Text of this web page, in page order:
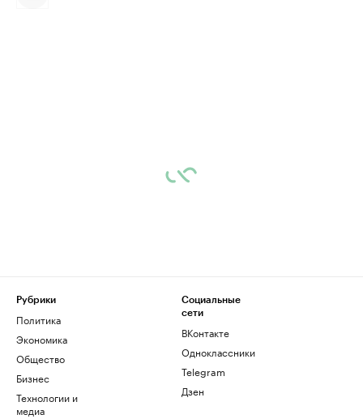
Рубрики
Политика
Экономика
Общество
Бизнес
Технологии и
медиа
Социальные
сети
ВКонтакте
Одноклассники
Telegram
Дзен